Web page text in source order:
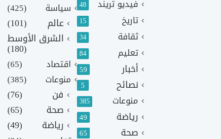
فيديو تريند 48
تاريخ 15
ثقافة 34
تعليم 84
أخبار 59
نصائح 5
منوعات 385
رياضة 49
صحة 65
سياسة
(425)
عالم
(101)
الشرق الأوسط
(180)
اقتصاد
(65)
منوعات
(385)
فن
(76)
صحة
(65)
رياضة
(49)